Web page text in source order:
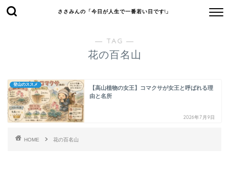
ささみんの「今日が人生で一番若い日です!」
― TAG ―
花の百名山
登山のススメ
【高山植物の女王】コマクサが女王と呼ばれる理
由と名所
2026年7月9日
HOME 花の百名山